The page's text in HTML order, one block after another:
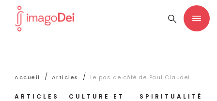
Accueil / Articles / Le pas de côté de Paul Claudel
ARTICLES
CULTURE ET
SPIRITUALITÉ